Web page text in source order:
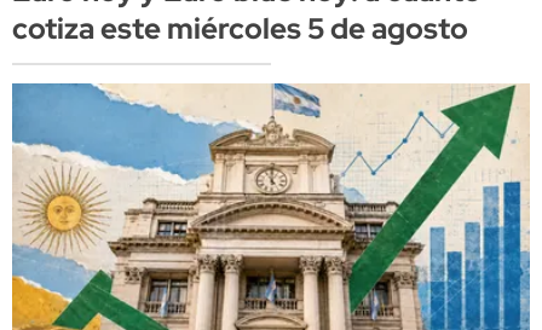
cotiza este miércoles 5 de agosto